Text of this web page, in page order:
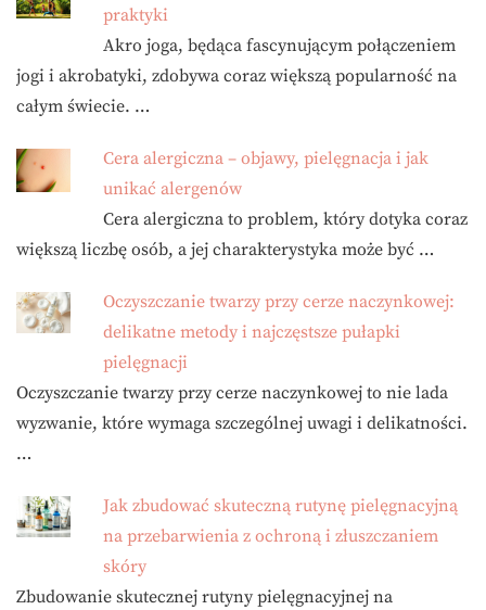
praktyki
Akro joga, będąca fascynującym połączeniem
jogi i akrobatyki, zdobywa coraz większą popularność na
całym świecie. …
Cera alergiczna – objawy, pielęgnacja i jak
unikać alergenów
Cera alergiczna to problem, który dotyka coraz
większą liczbę osób, a jej charakterystyka może być …
Oczyszczanie twarzy przy cerze naczynkowej:
delikatne metody i najczęstsze pułapki
pielęgnacji
Oczyszczanie twarzy przy cerze naczynkowej to nie lada
wyzwanie, które wymaga szczególnej uwagi i delikatności.
…
Jak zbudować skuteczną rutynę pielęgnacyjną
na przebarwienia z ochroną i złuszczaniem
skóry
Zbudowanie skutecznej rutyny pielęgnacyjnej na